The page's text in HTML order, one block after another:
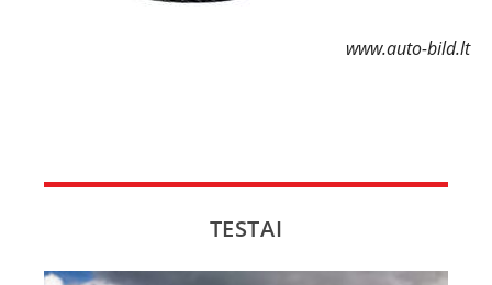
www.auto-bild.lt
TESTAI